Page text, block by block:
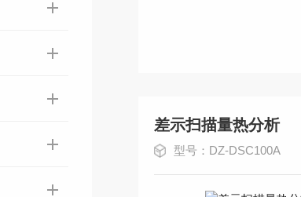
差示扫描量热分析
型号：DZ-DSC100A